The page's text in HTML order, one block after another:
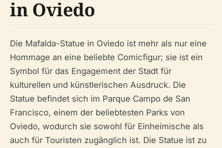
in Oviedo
Die Mafalda-Statue in Oviedo ist mehr als nur eine
Hommage an eine beliebte Comicfigur; sie ist ein
Symbol für das Engagement der Stadt für
kulturellen und künstlerischen Ausdruck. Die
Statue befindet sich im Parque Campo de San
Francisco, einem der beliebtesten Parks von
Oviedo, wodurch sie sowohl für Einheimische als
auch für Touristen zugänglich ist. Die Statue ist zu